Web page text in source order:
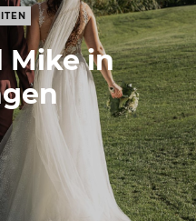
Mike in